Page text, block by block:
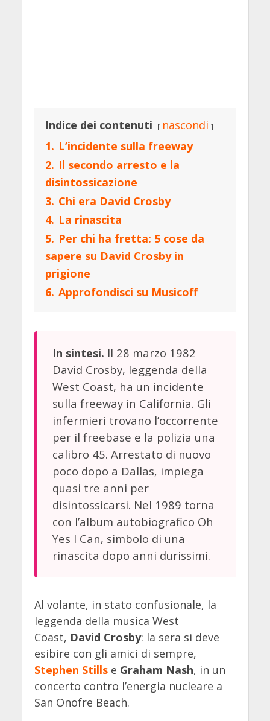
Indice dei contenuti
nascondi
1. L’incidente sulla freeway
2. Il secondo arresto e la
disintossicazione
3. Chi era David Crosby
4. La rinascita
5. Per chi ha fretta: 5 cose da
sapere su David Crosby in
prigione
6. Approfondisci su Musicoff
In sintesi. Il 28 marzo 1982
David Crosby, leggenda della
West Coast, ha un incidente
sulla freeway in California. Gli
infermieri trovano l’occorrente
per il freebase e la polizia una
calibro 45. Arrestato di nuovo
poco dopo a Dallas, impiega
quasi tre anni per
disintossicarsi. Nel 1989 torna
con l’album autobiografico Oh
Yes I Can, simbolo di una
rinascita dopo anni durissimi.
Al volante, in stato confusionale, la
leggenda della musica West
Coast, David Crosby: la sera si deve
esibire con gli amici di sempre,
Stephen Stillse Graham Nash, in un
concerto contro l’energia nucleare a
San Onofre Beach.